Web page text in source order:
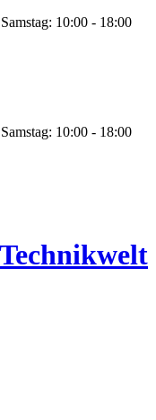
10:00 - 18:00
10:00 - 18:00